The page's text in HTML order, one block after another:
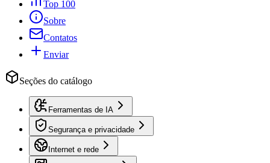
Top 100
Sobre
Contatos
Enviar
Seções do catálogo
Ferramentas de IA
Segurança e privacidade
Internet e rede